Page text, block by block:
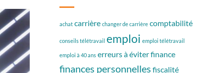
achat carrière changer de carrière comptabilité
conseils télétravail emploi emploi télétravail
emploi à 40 ans erreurs à éviterfinance
finances personnelles fiscalité